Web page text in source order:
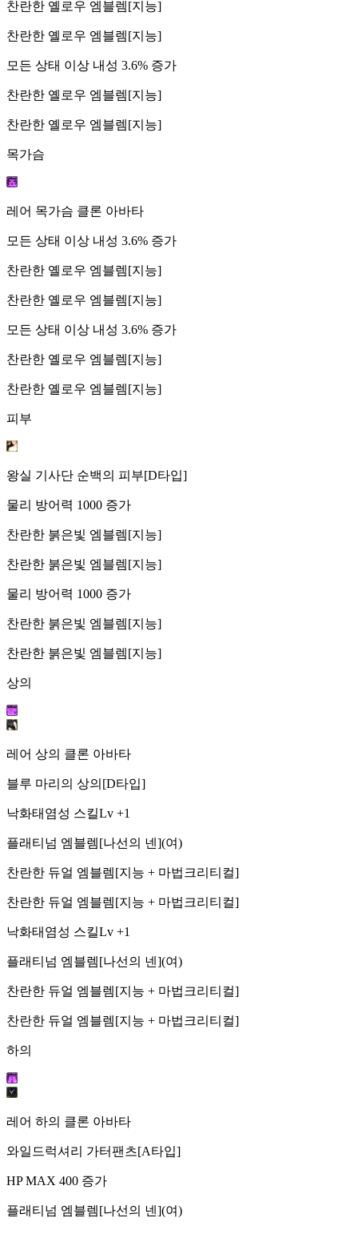
찬란한 옐로우 엠블렘[지능]
찬란한 옐로우 엠블렘[지능]
모든 상태 이상 내성 3.6% 증가
찬란한 옐로우 엠블렘[지능]
찬란한 옐로우 엠블렘[지능]
목가슴
레어 목가슴 클론 아바타
모든 상태 이상 내성 3.6% 증가
찬란한 옐로우 엠블렘[지능]
찬란한 옐로우 엠블렘[지능]
모든 상태 이상 내성 3.6% 증가
찬란한 옐로우 엠블렘[지능]
찬란한 옐로우 엠블렘[지능]
피부
왕실 기사단 순백의 피부[D타입]
물리 방어력 1000 증가
찬란한 붉은빛 엠블렘[지능]
찬란한 붉은빛 엠블렘[지능]
물리 방어력 1000 증가
찬란한 붉은빛 엠블렘[지능]
찬란한 붉은빛 엠블렘[지능]
상의
레어 상의 클론 아바타
블루 마리의 상의[D타입]
낙화태염성 스킬Lv +1
플래티넘 엠블렘[나선의 넨](여)
찬란한 듀얼 엠블렘[지능 + 마법크리티컬]
찬란한 듀얼 엠블렘[지능 + 마법크리티컬]
낙화태염성 스킬Lv +1
플래티넘 엠블렘[나선의 넨](여)
찬란한 듀얼 엠블렘[지능 + 마법크리티컬]
찬란한 듀얼 엠블렘[지능 + 마법크리티컬]
하의
레어 하의 클론 아바타
와일드럭셔리 가터팬츠[A타입]
HP MAX 400 증가
플래티넘 엠블렘[나선의 넨](여)